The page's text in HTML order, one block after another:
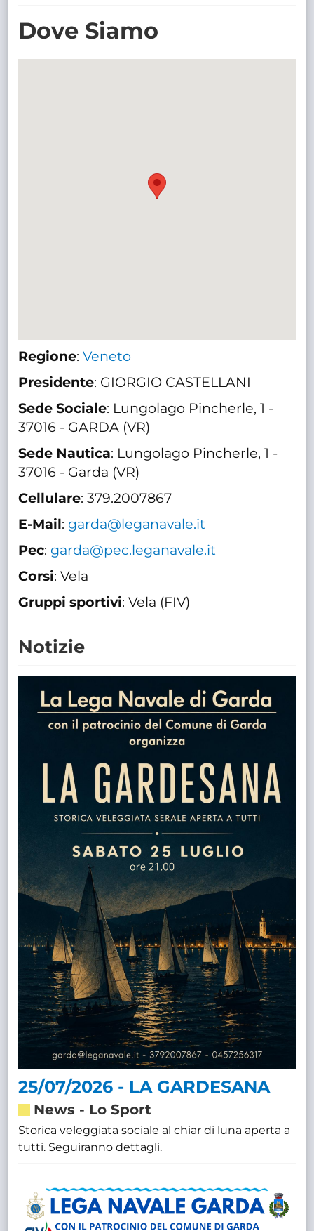
Dove Siamo
Regione:Veneto
Presidente: GIORGIO CASTELLANI
Sede Sociale: Lungolago Pincherle, 1 -
37016 - GARDA (VR)
Sede Nautica: Lungolago Pincherle, 1 -
37016 - Garda (VR)
Cellulare: 379.2007867
E-Mail: garda@leganavale.it
Pec: garda@pec.leganavale.it
Corsi: Vela
Gruppi sportivi: Vela (FIV)
Notizie
25/07/2026 - LA GARDESANA
News - Lo Sport
Storica veleggiata sociale al chiar di luna aperta a
tutti. Seguiranno dettagli.